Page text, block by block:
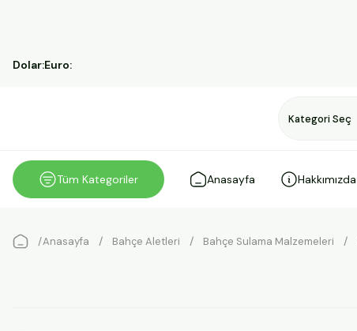
Dolar:Euro:
Tüm Kategoriler Anasayfa Hakkımızda
Anasayfa Bahçe Aletleri Bahçe Sulama Malzemeleri